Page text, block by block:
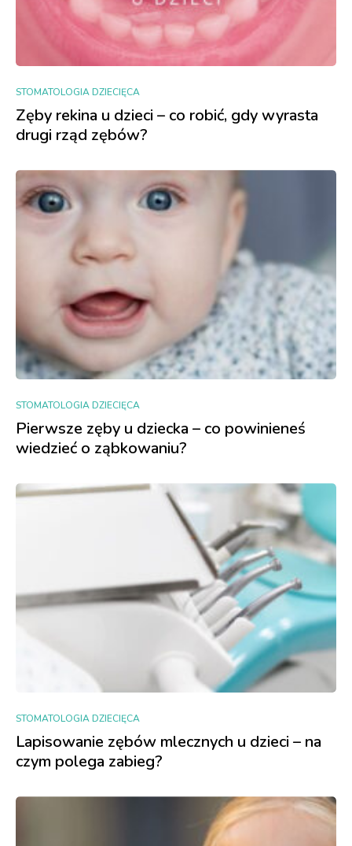
STOMATOLOGIA DZIECIĘCA
Zęby rekina u dzieci – co robić, gdy wyrasta
drugi rząd zębów?
STOMATOLOGIA DZIECIĘCA
Pierwsze zęby u dziecka – co powinieneś
wiedzieć o ząbkowaniu?
STOMATOLOGIA DZIECIĘCA
Lapisowanie zębów mlecznych u dzieci – na
czym polega zabieg?